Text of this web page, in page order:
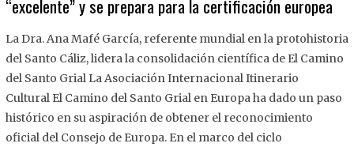
8
2
2
“excelente” y se prepara para la certificación europea
La Dra. Ana Mafé García, referente mundial en la protohistoria
del Santo Cáliz, lidera la consolidación científica de El Camino
del Santo Grial La Asociación Internacional Itinerario
Cultural El Camino del Santo Grial en Europa ha dado un paso
histórico en su aspiración de obtener el reconocimiento
oficial del Consejo de Europa. En el marco del ciclo